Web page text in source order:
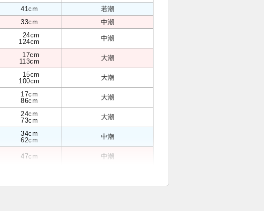
41cm
若潮
33cm 中潮
24cm
124cm
中潮
17cm
113cm
大潮
15cm
100cm
大潮
17cm
86cm
大潮
24cm
73cm
大潮
34cm
62cm
中潮
47cm 中潮